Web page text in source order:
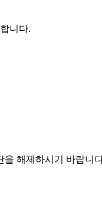
니다.
을 해제하시기 바랍니